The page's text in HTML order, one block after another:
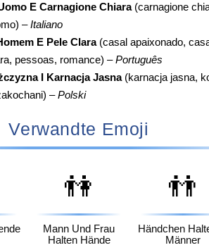
E Carnagione Chiara(carnagione
–Italiano
E Pele Clara(casal apaixonado,
pessoas, romance) –Português
I Karnacja Jasna(karnacja jasna,
–Polski
Verwandte Emoji
👫
Mann Und Frau
Halten Hände
👬
Händchen
Männer